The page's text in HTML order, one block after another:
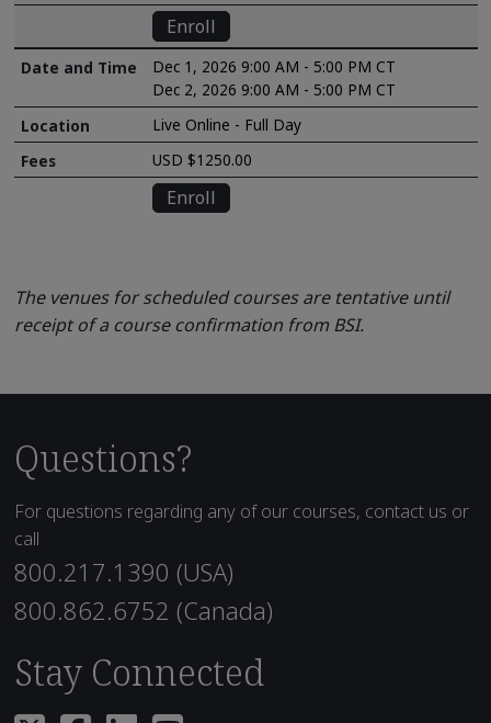
Enroll
Dec 1, 2026 9:00 AM - 5:00 PM CT
Dec 2, 2026 9:00 AM - 5:00 PM CT
Live Online - Full Day
USD $1250.00
Enroll
The venues for scheduled courses are tentative until
receipt of a course confirmation from BSI.
Questions?
For questions regarding any of our courses, contact us or
call
800.217.1390 (USA)
800.862.6752 (Canada)
Stay Connected